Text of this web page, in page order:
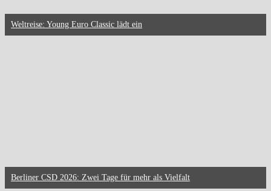
Weltreise: Young Euro Classic lädt ein
Berliner CSD 2026: Zwei Tage für mehr als Vielfalt